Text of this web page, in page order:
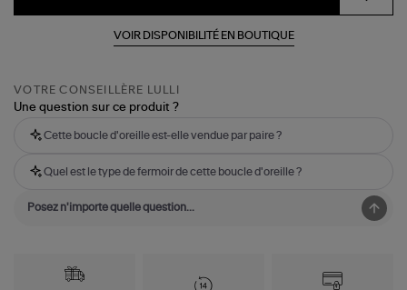
VOIR DISPONIBILITÉ EN BOUTIQUE
VOTRE CONSEILLÈRE LULLI
Une question sur ce produit ?
Cette boucle d'oreille est-elle vendue par paire ?
Quel est le type de fermoir de cette boucle d'oreille ?